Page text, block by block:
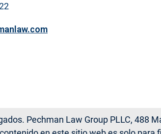
Pechman Law Group PLLC, 488